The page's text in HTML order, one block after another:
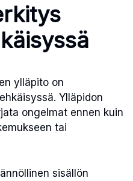
ylläpito on
Ylläpidon
ongelmat ennen kuin
tai
sisällön